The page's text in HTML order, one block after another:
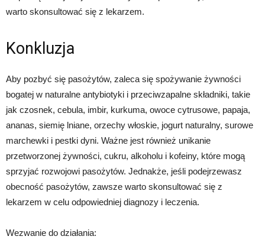
warto skonsultować się z lekarzem.
Konkluzja
Aby pozbyć się pasożytów, zaleca się spożywanie żywności
bogatej w naturalne antybiotyki i przeciwzapalne składniki, takie
jak czosnek, cebula, imbir, kurkuma, owoce cytrusowe, papaja,
ananas, siemię lniane, orzechy włoskie, jogurt naturalny, surowe
marchewki i pestki dyni. Ważne jest również unikanie
przetworzonej żywności, cukru, alkoholu i kofeiny, które mogą
sprzyjać rozwojowi pasożytów. Jednakże, jeśli podejrzewasz
obecność pasożytów, zawsze warto skonsultować się z
lekarzem w celu odpowiedniej diagnozy i leczenia.
Wezwanie do działania: